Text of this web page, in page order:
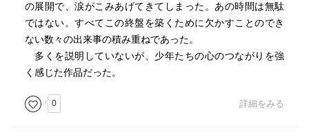
の展開で、涙がこみあげてきてしまった。あの時間は無駄
ではない。すべてこの終盤を築くために欠かすことのでき
ない数々の出来事の積み重ねであった。
多くを説明していないが、少年たちの心のつながりを強
く感じた作品だった。
0 詳細をみる